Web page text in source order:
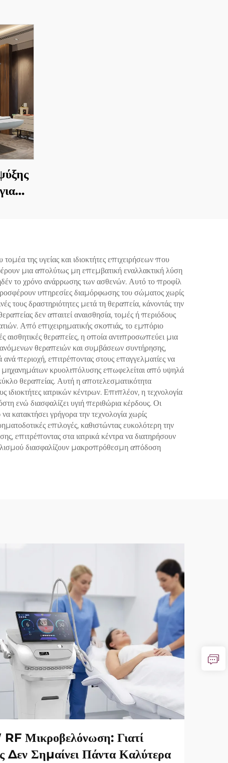
σε
της υγείας και ιδιοκτήτες επιχειρήσεων που
μια απολύτως μη επεμβατική εναλλακτική λύση
το χρόνο ανάρρωσης των ασθενών. Αυτό το προφίλ
υπηρεσίες διαμόρφωσης του σώματος χωρίς
τους δραστηριότητες μετά τη θεραπεία, κάνοντάς την
δεν απαιτεί αναισθησία, τομές ή περιόδους
Από επιχειρηματικής σκοπιάς, το εμπόριο
αισθητικές θεραπείες, η οποία αντιπροσωπεύει μια
θεραπειών και συμβάσεων συντήρησης,
περιοχή, επιτρέποντας στους επαγγελματίες να
μηχανημάτων κρυολιπόλυσης επωφελείται από υψηλά
θεραπείας. Αυτή η αποτελεσματικότητα
ιατρικών κέντρων. Επιπλέον, η τεχνολογία
ενώ διασφαλίζει υγιή περιθώρια κέρδους. Οι
κατακτήσει γρήγορα την τεχνολογία χωρίς
επιλογές, καθιστώντας ευκολότερη την
στα ιατρικά κέντρα να διατηρήσουν
διασφαλίζουν μακροπρόθεσμη απόδοση
Μικροβελόνωση: Γιατί
Δεν Σημαίνει Πάντα Καλύτερα